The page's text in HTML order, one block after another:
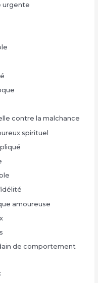
urgente
contre la malchance
spirituel
amoureuse
de comportement